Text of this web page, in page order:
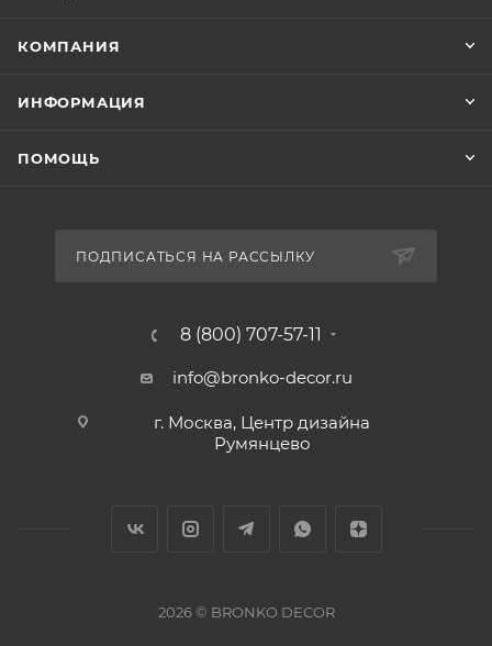
КОМПАНИЯ
ИНФОРМАЦИЯ
ПОМОЩЬ
ПОДПИСАТЬСЯ НА РАССЫЛКУ
8 (800) 707-57-11
info@bronko-decor.ru
г. Москва, Центр дизайна
Румянцево
2026 © BRONKO DECOR